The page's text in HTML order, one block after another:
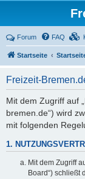
Forum FAQ
Startseite
Freizeit-
Mit dem Zugriff auf
bremen.de“) wird
mit folgenden
1.
Mit dem Zugriff
Board“) schließt